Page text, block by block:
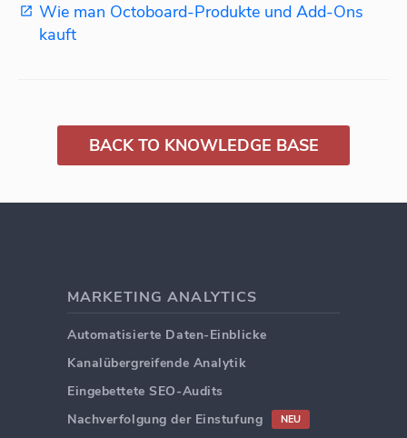
Wie man Octoboard-Produkte und Add-Ons
kauft
BACK TO KNOWLEDGE BASE
MARKETING ANALYTICS
Automatisierte Daten-Einblicke
Kanalübergreifende Analytik
Eingebettete SEO-Audits
Nachverfolgung der Einstufung
NEU